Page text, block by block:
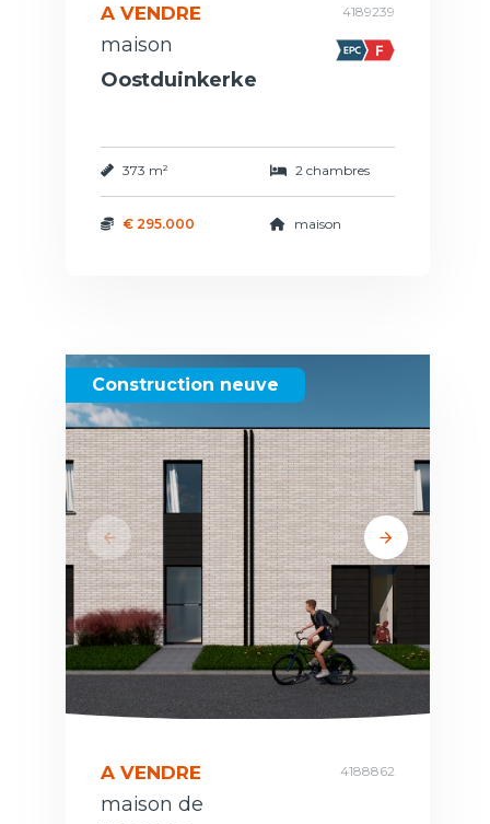
A VENDRE 4189239
maison
Oostduinkerke
373 m² 2 chambres
€ 295.000 maison
Construction neuve
A VENDRE 4188862
maison de